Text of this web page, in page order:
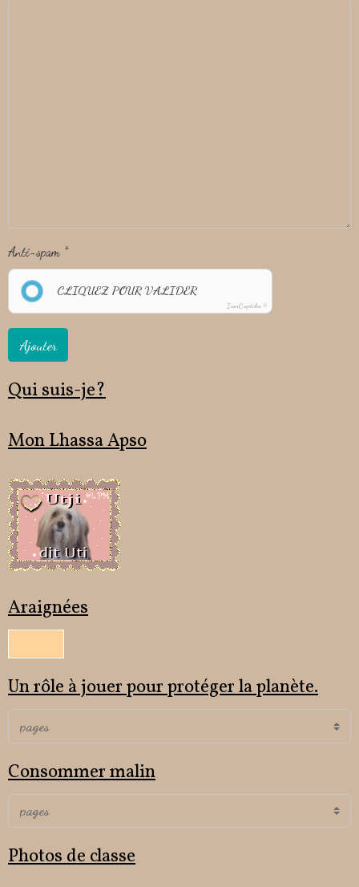
Anti-spam
CLIQUEZ POUR VALIDER
IconCaptcha ©
Ajouter
Qui suis-je?
Mon Lhassa Apso
Araignées
Un rôle à jouer pour protéger la planète.
Consommer malin
Photos de classe